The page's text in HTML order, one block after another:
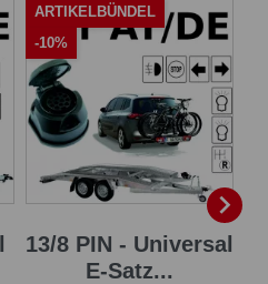
13/8 PIN - Universal
E-Satz...
ARTIKELBÜNDEL
-10%
